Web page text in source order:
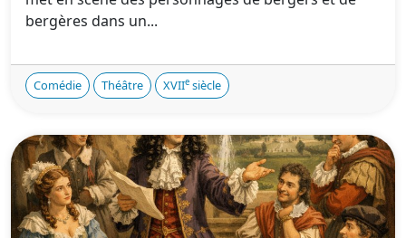
bergères dans un...
Comédie Théâtre XVIIe siècle